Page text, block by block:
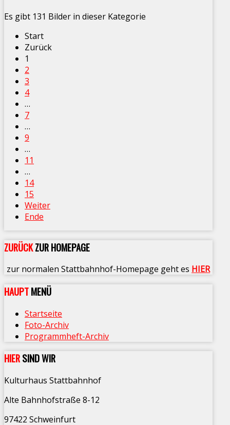
Es gibt 131 Bilder in dieser Kategorie
Start
Zurück
1
2
3
4
…
7
…
9
…
11
…
14
15
Weiter
Ende
ZURÜCKZUR HOMEPAGE
zur normalen Stattbahnhof-Homepage geht es HIER
HAUPTMENÜ
Startseite
Foto-Archiv
Programmheft-Archiv
HIERSIND WIR
Kulturhaus Stattbahnhof
Alte Bahnhofstraße 8-12
97422 Schweinfurt